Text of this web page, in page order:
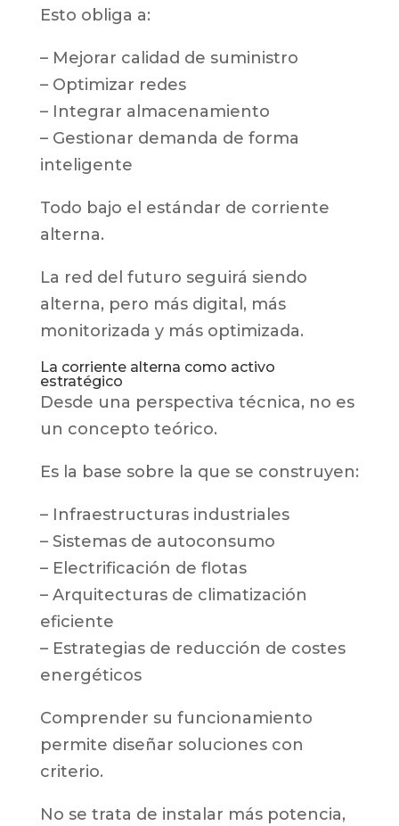
Esto obliga a:
– Mejorar calidad de suministro
– Optimizar redes
– Integrar almacenamiento
– Gestionar demanda de forma
inteligente
Todo bajo el estándar de corriente
alterna.
La red del futuro seguirá siendo
alterna, pero más digital, más
monitorizada y más optimizada.
La corriente alterna como activo
estratégico
Desde una perspectiva técnica, no es
un concepto teórico.
Es la base sobre la que se construyen:
– Infraestructuras industriales
– Sistemas de autoconsumo
– Electrificación de flotas
– Arquitecturas de climatización
eficiente
– Estrategias de reducción de costes
energéticos
Comprender su funcionamiento
permite diseñar soluciones con
criterio.
No se trata de instalar más potencia,